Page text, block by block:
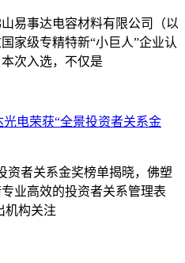
易事达电容材料有限公司（以
家级专精特新“小巨人”企业认
次入选，不仅是
电荣获“全景投资者关系金
资者关系金奖榜单揭晓，佛塑
业高效的投资者关系管理表
机构关注